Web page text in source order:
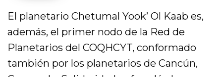
El planetario Chetumal Yook’ Ol Kaab es,
además, el primer nodo de la Red de
Planetarios del COQHCYT, conformado
también por los planetarios de Cancún,